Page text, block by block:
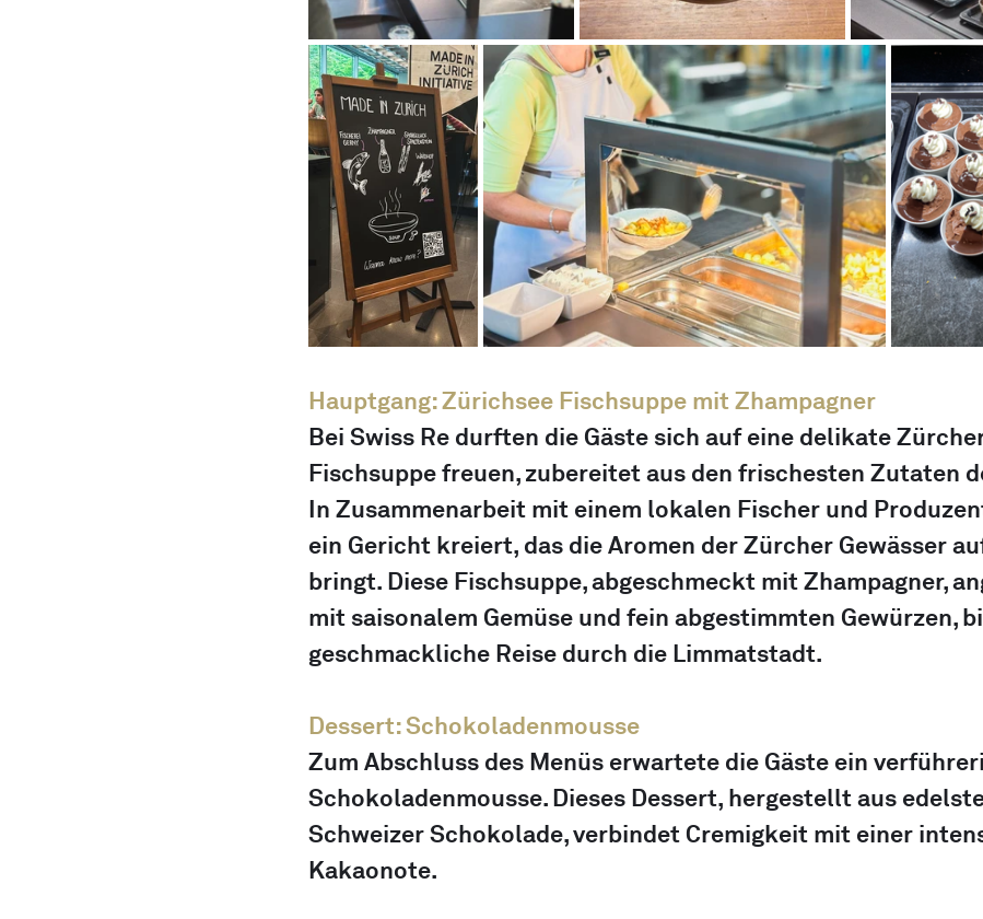
Hauptgang: Zürichsee Fischsuppe mit Zhampagner
Bei Swiss Re durften die Gäste sich auf eine delikate
Fischsuppe freuen, zubereitet aus den frischesten Zutaten
In Zusammenarbeit mit einem lokalen Fischer und
ein Gericht kreiert, das die Aromen der Zürcher Gewässer
bringt. Diese Fischsuppe, abgeschmeckt mit Zhampagner,
mit saisonalem Gemüse und fein abgestimmten Gewürzen,
geschmackliche Reise durch die Limmatstadt.
Dessert: Schokoladenmousse
Zum Abschluss des Menüs erwartete die Gäste ein
Schokoladenmousse. Dieses Dessert, hergestellt aus
Schweizer Schokolade, verbindet Cremigkeit mit einer
Kakaonote.